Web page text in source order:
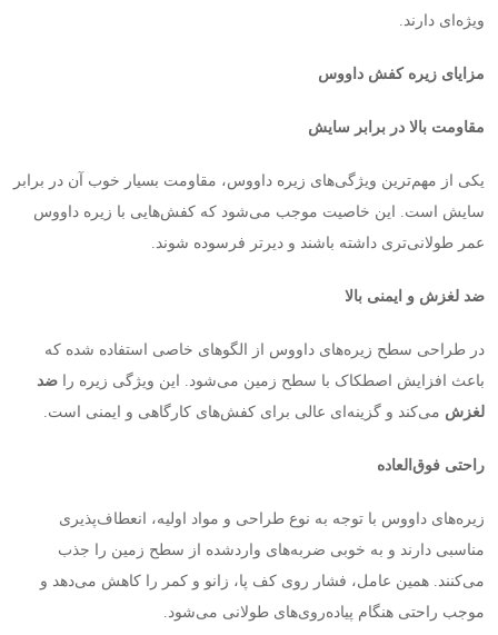
ویژه‌ای دارند.
مزایای زیره کفش داووس
مقاومت بالا در برابر سایش
یکی از مهم‌ترین ویژگی‌های زیره داووس، مقاومت بسیار خوب آن در برابر
سایش است. این خاصیت موجب می‌شود که کفش‌هایی با زیره داووس
عمر طولانی‌تری داشته باشند و دیرتر فرسوده شوند.
ضد لغزش و ایمنی بالا
در طراحی سطح زیره‌های داووس از الگوهای خاصی استفاده شده که
باعث افزایش اصطکاک با سطح زمین می‌شود. این ویژگی زیره را ضد
لغزش می‌کند و گزینه‌ای عالی برای کفش‌های کارگاهی و ایمنی است.
راحتی فوق‌العاده
زیره‌های داووس با توجه به نوع طراحی و مواد اولیه، انعطاف‌پذیری
مناسبی دارند و به خوبی ضربه‌های واردشده از سطح زمین را جذب
می‌کنند. همین عامل، فشار روی کف پا، زانو و کمر را کاهش می‌دهد و
موجب راحتی هنگام پیاده‌روی‌های طولانی می‌شود.